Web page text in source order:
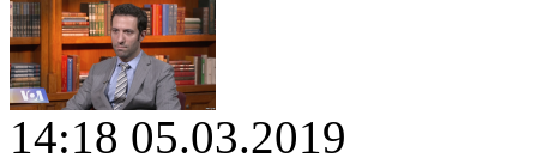
14:18 05.03.2019